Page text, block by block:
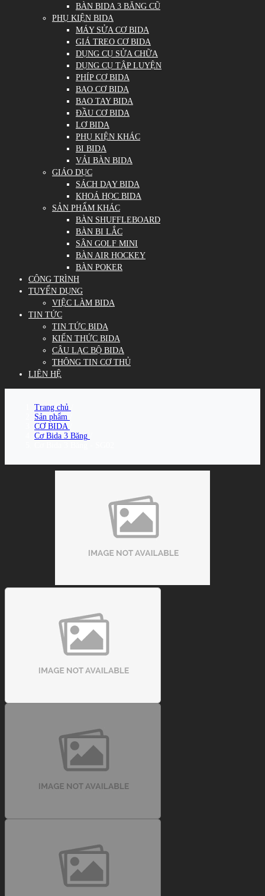
BÀN BIDA 3 BĂNG CŨ
PHỤ KIỆN BIDA
MÁY SỬA CƠ BIDA
GIÁ TREO CƠ BIDA
DỤNG CỤ SỬA CHỮA
DỤNG CỤ TẬP LUYỆN
PHÍP CƠ BIDA
BAO CƠ BIDA
BAO TAY BIDA
ĐẦU CƠ BIDA
LƠ BIDA
PHỤ KIỆN KHÁC
BI BIDA
VẢI BÀN BIDA
GIÁO DỤC
SÁCH DẠY BIDA
KHOÁ HỌC BIDA
SẢN PHẨM KHÁC
BÀN SHUFFLEBOARD
BÀN BI LẮC
SÂN GOLF MINI
BÀN AIR HOCKEY
BÀN POKER
CÔNG TRÌNH
TUYỂN DỤNG
VIỆC LÀM BIDA
TIN TỨC
TIN TỨC BIDA
KIẾN THỨC BIDA
CÂU LẠC BỘ BIDA
THÔNG TIN CƠ THỦ
LIÊN HỆ
Trang chủ
Sản phẩm
CƠ BIDA
Cơ Bida 3 Băng